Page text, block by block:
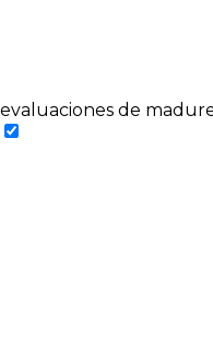
evaluaciones de